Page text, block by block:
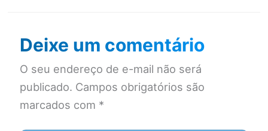
Deixe um comentário
O seu endereço de e-mail não será
publicado. Campos obrigatórios são
marcados com *